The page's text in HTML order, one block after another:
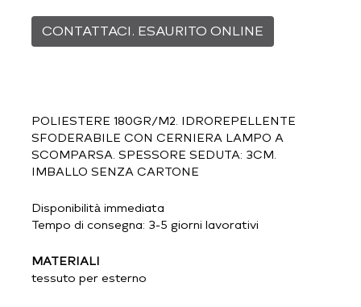
CONTATTACI. ESAURITO ONLINE
POLIESTERE 180GR/M2. IDROREPELLENTE
SFODERABILE CON CERNIERA LAMPO A
SCOMPARSA. SPESSORE SEDUTA: 3CM.
IMBALLO SENZA CARTONE
Disponibilità immediata
Tempo di consegna: 3-5 giorni lavorativi
MATERIALI
tessuto per esterno